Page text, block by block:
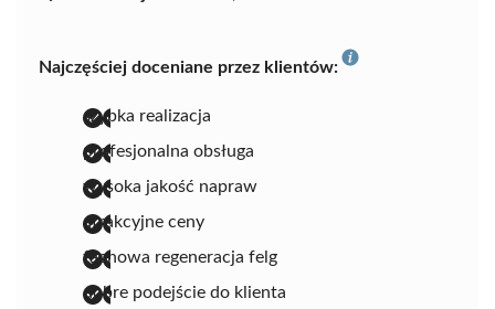
Najczęściej doceniane przez klientów:
szybka realizacja
profesjonalna obsługa
wysoka jakość napraw
atrakcyjne ceny
fachowa regeneracja felg
dobre podejście do klienta